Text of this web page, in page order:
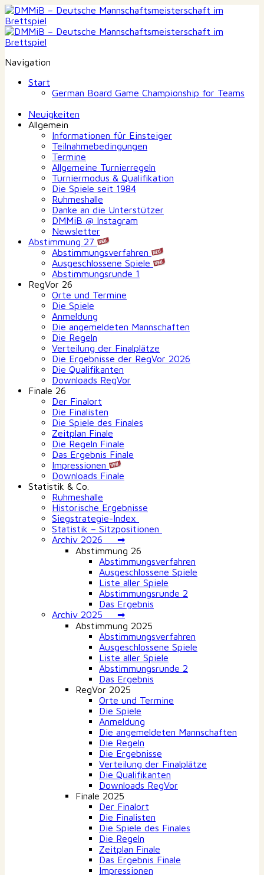
Navigation
Start
German Board Game Championship for Teams
Neuigkeiten
Allgemein
Informationen für Einsteiger
Teilnahmebedingungen
Termine
Allgemeine Turnierregeln
Turniermodus & Qualifikation
Die Spiele seit 1984
Ruhmeshalle
Danke an die Unterstützer
DMMiB @ Instagram
Newsletter
Abstimmung 27
Abstimmungsverfahren
Ausgeschlossene Spiele
Abstimmungsrunde 1
RegVor 26
Orte und Termine
Die Spiele
Anmeldung
Die angemeldeten Mannschaften
Die Regeln
Verteilung der Finalplätze
Die Ergebnisse der RegVor 2026
Die Qualifikanten
Downloads RegVor
Finale 26
Der Finalort
Die Finalisten
Die Spiele des Finales
Zeitplan Finale
Die Regeln Finale
Das Ergebnis Finale
Impressionen
Downloads Finale
Statistik & Co.
Ruhmeshalle
Historische Ergebnisse
Siegstrategie-Index
Statistik – Sitzpositionen
Archiv 2026 ➡
Abstimmung 26
Abstimmungsverfahren
Ausgeschlossene Spiele
Liste aller Spiele
Abstimmungsrunde 2
Das Ergebnis
Archiv 2025 ➡
Abstimmung 2025
Abstimmungsverfahren
Ausgeschlossene Spiele
Liste aller Spiele
Abstimmungsrunde 2
Das Ergebnis
RegVor 2025
Orte und Termine
Die Spiele
Anmeldung
Die angemeldeten Mannschaften
Die Regeln
Die Ergebnisse
Verteilung der Finalplätze
Die Qualifikanten
Downloads RegVor
Finale 2025
Der Finalort
Die Finalisten
Die Spiele des Finales
Die Regeln
Zeitplan Finale
Das Ergebnis Finale
Impressionen